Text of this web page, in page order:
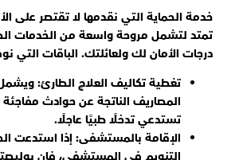
خدمة الحماية التي نقدمها لا تقتصر على
تمتد لتشمل مروحة واسعة من الخدمات
درجات الأمان لك ولعائلتك. الباقات التي
تغطية تكاليف العلاج الطارئ:
المصاريف الناتجة عن حوادث مفاجئة
تستدعي تدخلًا طبيًا عاجلًا.
الإقامة بالمستشفى: إذا استدعت
التنويم في المستشفى، فإن